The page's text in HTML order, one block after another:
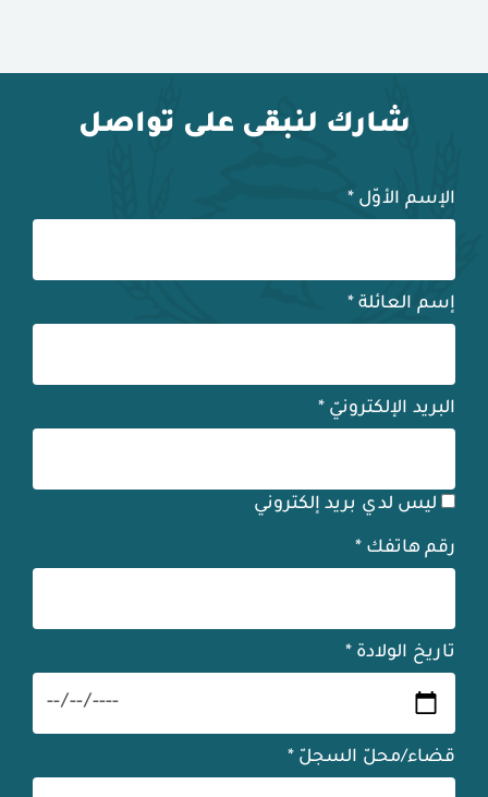
شارك لنبقى على تواصل
الإسم الأوّل *
إسم العائلة *
البريد الإلكترونيّ *
ليس لدي بريد إلكتروني
رقم هاتفك *
تاريخ الولادة *
قضاء/محلّ السجلّ *